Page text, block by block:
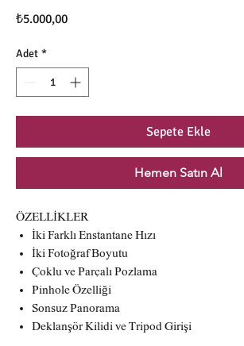
₺5.000,00Fiyat
Adet *
Sepete Ekle
Hemen Satın Al
ÖZELLİKLER
İki Farklı Enstantane Hızı
İki Fotoğraf Boyutu
Çoklu ve Parçalı Pozlama
Pinhole Özelliği
Sonsuz Panorama
Deklanşör Kilidi ve Tripod Girişi